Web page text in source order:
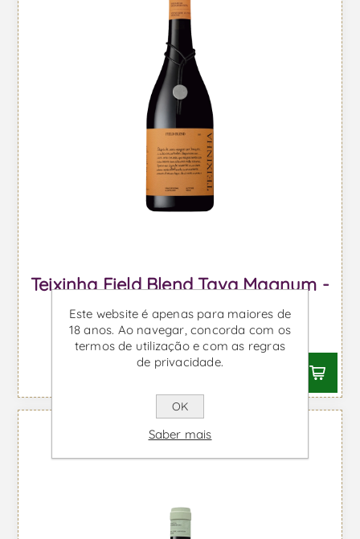
Teixinha Field Blend Tava Magnum -
Vinho Tinto
Desde €98,94 IVA incl.
Este website é apenas para maiores de
18 anos. Ao navegar, concorda com os
termos de utilização e com as regras
de privacidade.
OK
Saber mais